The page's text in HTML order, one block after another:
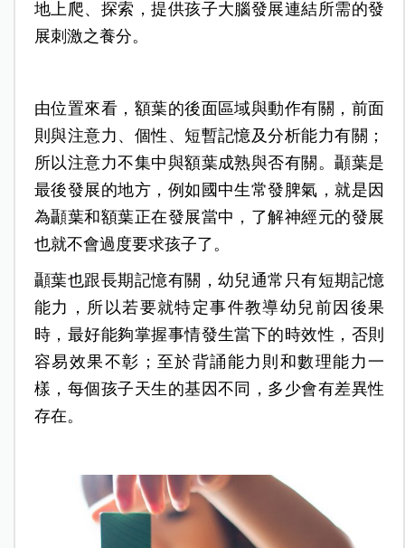
地上爬、探索，提供孩子大腦發展連結所需的發
展刺激之養分。
由位置來看，額葉的後面區域與動作有關，前面
則與注意力、個性、短暫記憶及分析能力有關；
所以注意力不集中與額葉成熟與否有關。顳葉是
最後發展的地方，例如國中生常發脾氣，就是因
為顳葉和額葉正在發展當中，了解神經元的發展
也就不會過度要求孩子了。
顳葉也跟長期記憶有關，幼兒通常只有短期記憶
能力，所以若要就特定事件教導幼兒前因後果
時，最好能夠掌握事情發生當下的時效性，否則
容易效果不彰；至於背誦能力則和數理能力一
樣，每個孩子天生的基因不同，多少會有差異性
存在。